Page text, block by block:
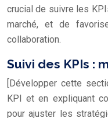
crucial de suivre les
marché, et de
collaboration.
Suivi des KPIs :
[Développer cette
KPI et en expliquant
pour ajuster les